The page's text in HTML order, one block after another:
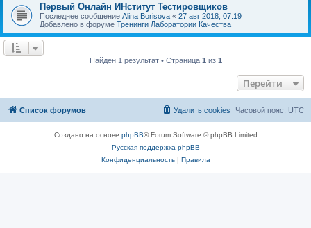
Первый Онлайн ИНститут Тестировщиков
Последнее сообщение Alina Borisova « 27 авг 2018, 07:19
Добавлено в форуме Тренинги Лаборатории Качества
Найден 1 результат • Страница 1 из 1
Перейти
Список форумов Часовой пояс: UTC
Удалить cookies
Создано на основе phpBB® Forum Software © phpBB Limited
Русская поддержка phpBB
Конфиденциальность| Правила